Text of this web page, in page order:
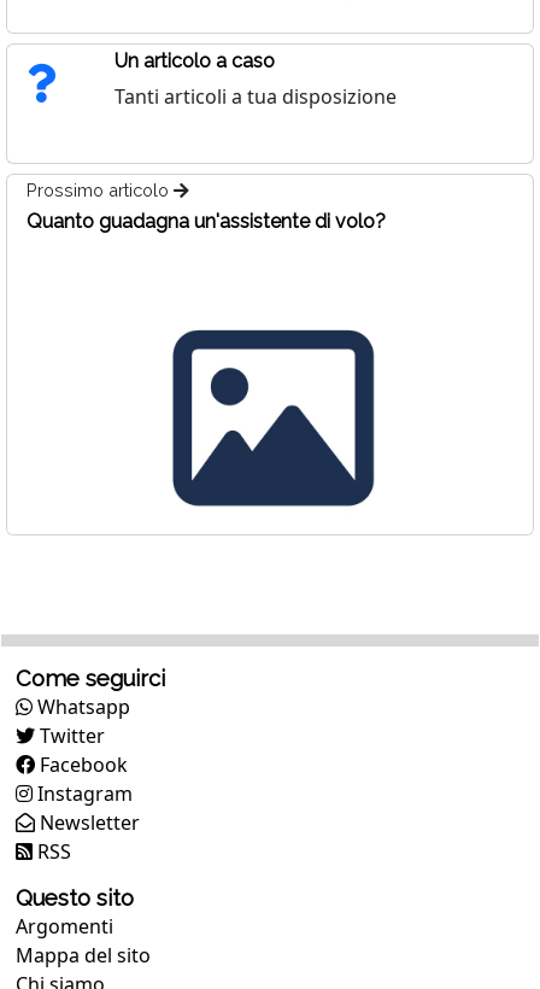
Un articolo a caso
Tanti articoli a tua disposizione
Prossimo articolo
Quanto guadagna un'assistente di volo?
Come seguirci
Whatsapp
Twitter
Facebook
Instagram
Newsletter
RSS
Questo sito
Argomenti
Mappa del sito